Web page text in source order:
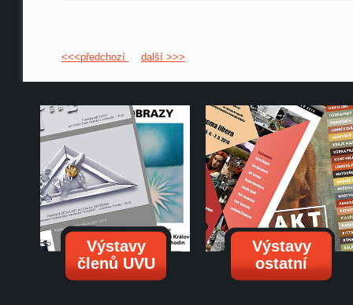
<<<předchozí další >>>
Výstavy
členů UVU
Výstavy
ostatní